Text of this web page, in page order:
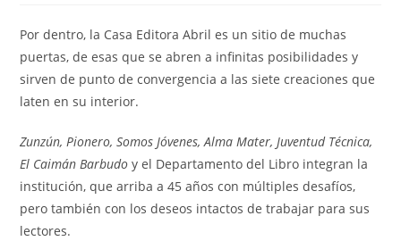
entrada:
Por dentro, la Casa Editora Abril es un sitio de muchas
puertas, de esas que se abren a infinitas posibilidades y
sirven de punto de convergencia a las siete creaciones que
laten en su interior.
Zunzún, Pionero, Somos Jóvenes, Alma Mater, Juventud Técnica,
El Caimán Barbudo y el Departamento del Libro integran la
institución, que arriba a 45 años con múltiples desafíos,
pero también con los deseos intactos de trabajar para sus
lectores.